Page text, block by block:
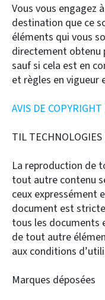
Vous vous engagez
destination que ce
éléments qui vous
directement obtenu
sauf si cela est en
et règles en vigueur
AVIS DE
TIL
La reproduction de
tout autre contenu
ceux expressément
document est
tous les documents
de tout autre
aux conditions
Marques déposées